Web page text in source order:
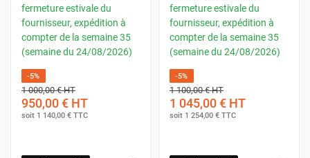
fermeture estivale du
fournisseur, expédition à
compter de la semaine 35
(semaine du 24/08/2026)
-5%
1 000,00 €HT
950,00 € HT
soit 1 140,00 € TTC
fermeture estivale du
fournisseur, expédition à
compter de la semaine 35
(semaine du 24/08/2026)
-5%
1 100,00 €HT
1 045,00 € HT
soit 1 254,00 € TTC